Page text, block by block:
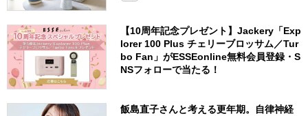
【10周年記念プレゼント】Jackery「Exp
lorer 100 Plus チェリーブロッサム／Tur
bo Fan」がESSEonline無料会員登録・S
NSフォローで当たる！
飯島直子さんと考える更年期。自律神経